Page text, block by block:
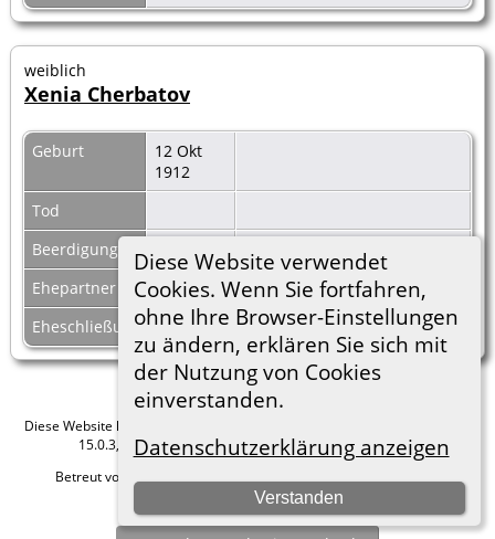
Diese Website verwendet
Cookies. Wenn Sie fortfahren,
ohne Ihre Browser-Einstellungen
zu ändern, erklären Sie sich mit
der Nutzung von Cookies
einverstanden.
Datenschutzerklärung anzeigen
Verstanden
weiblich
Xenia Cherbatov
Geburt
12 Okt
1912
Tod
Beerdigung
Ehepartner
Andreas v.L|F54808
Eheschließung
Diese Website läuft mit
15.0.3, programmiert von Darrin Lythgoe © 2001-2026.
Betreut von
Hier geht es zum Impressum